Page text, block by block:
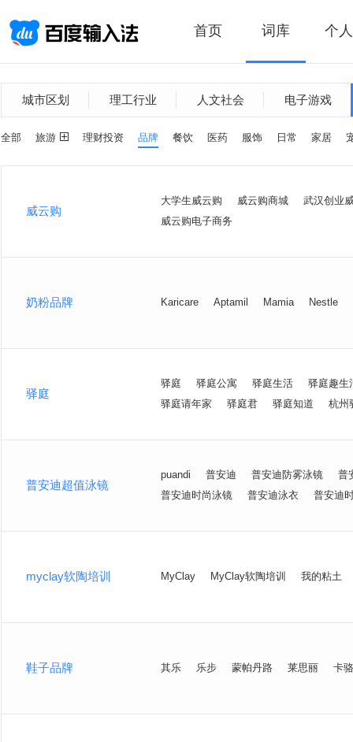
首页 词库 个
城市区划 理工行业 人文社会 电子游戏
全部 旅游 理财投资 品牌 餐饮 医药 服饰 日常 家居
威云购
大学生威云购 威云购商城
武汉创业
威云购电子商务
奶粉品牌 Karicare Aptamil Mamia Nestle
驿庭
驿庭 驿庭公寓 驿庭生活
驿庭趣生
驿庭请年家
驿庭君 驿庭知道 杭州
普安迪超值泳镜
puandi 普安迪 普安迪防雾泳镜
普
普安迪时尚泳镜
普安迪泳衣 普安迪
myclay软陶培训 MyClay MyClay软陶培训 我的粘土
鞋子品牌 其乐 乐步 蒙帕丹路 莱思丽 卡